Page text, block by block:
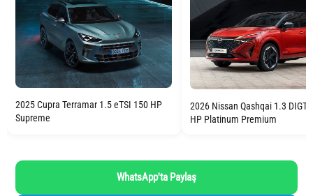
2025 Cupra Terramar 1.5 eTSI 150 HP
Supreme
2026 Nissan Qashqai 1.3 DIGT
HP Platinum Premium
WhatsApp'ta Paylaş